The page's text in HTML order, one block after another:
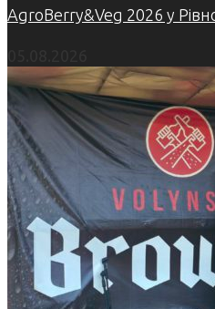
AgroBerry&Veg 2026 у